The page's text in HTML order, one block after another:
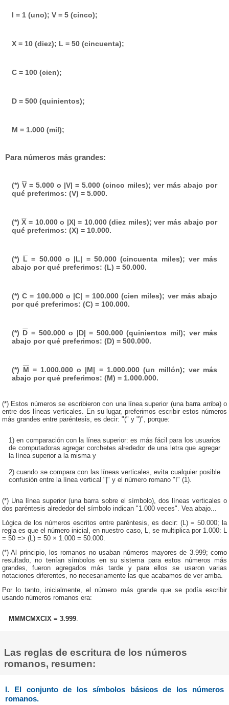
I = 1 (uno); V = 5 (cinco);
X = 10 (diez); L = 50 (cincuenta);
C = 100 (cien);
D = 500 (quinientos);
M = 1.000 (mil);
Para números más grandes:
(*) V= 5.000 o |V| = 5.000 (cinco miles); ver más abajo por
qué preferimos: (V) = 5.000.
(*)X = 10.000 o |X| = 10.000 (diez miles); ver más abajo por
qué preferimos: (X) = 10.000.
(*) L = 50.000 o |L| = 50.000 (cincuenta miles); ver más
abajo por qué preferimos: (L) = 50.000.
(*)C = 100.000 o |C| = 100.000 (cien miles); ver más abajo
por qué preferimos: (C) = 100.000.
(*) D = 500.000 o |D| = 500.000 (quinientos mil); ver más
abajo por qué preferimos: (D) = 500.000.
(*) M = 1.000.000 o |M| = 1.000.000 (un millón); ver más
abajo por qué preferimos: (M) = 1.000.000.
(*) Estos números se escribieron con una línea superior (una barra arriba) o
entre dos líneas verticales. En su lugar, preferimos escribir estos números
más grandes entre paréntesis, es decir: "(" y ")", porque:
1) en comparación con la línea superior: es más fácil para los usuarios
de computadoras agregar corchetes alrededor de una letra que agregar
la línea superior a la misma y
2) cuando se compara con las líneas verticales, evita cualquier posible
confusión entre la línea vertical "|" y el número romano "I" (1).
(*) Una línea superior (una barra sobre el símbolo), dos líneas verticales o
dos paréntesis alrededor del símbolo indican "1.000 veces". Vea abajo...
Lógica de los números escritos entre paréntesis, es decir: (L) = 50.000; la
regla es que el número inicial, en nuestro caso, L, se multiplica por 1.000: L
= 50 => (L) = 50 × 1.000 = 50.000.
(*) Al principio, los romanos no usaban números mayores de 3.999; como
resultado, no tenían símbolos en su sistema para estos números más
grandes, fueron agregados más tarde y para ellos se usaron varias
notaciones diferentes, no necesariamente las que acabamos de ver arriba.
Por lo tanto, inicialmente, el número más grande que se podía escribir
usando números romanos era:
MMMCMXCIX = 3.999
Las reglas de escritura de los números
romanos, resumen:
I. El conjunto de los símbolos básicos de los números
romanos.